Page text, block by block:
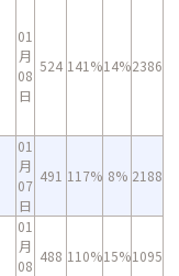
01
月
08
日
524 141%14%2386
01
月
07
日
491 117% 8% 2188
01
月
08
488 110%15%1095